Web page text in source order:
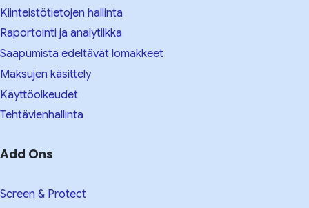
Kiinteistötietojen hallinta
Raportointi ja analytiikka
Saapumista edeltävät lomakkeet
Maksujen käsittely
Käyttöoikeudet
Tehtävienhallinta
Add Ons
Screen & Protect